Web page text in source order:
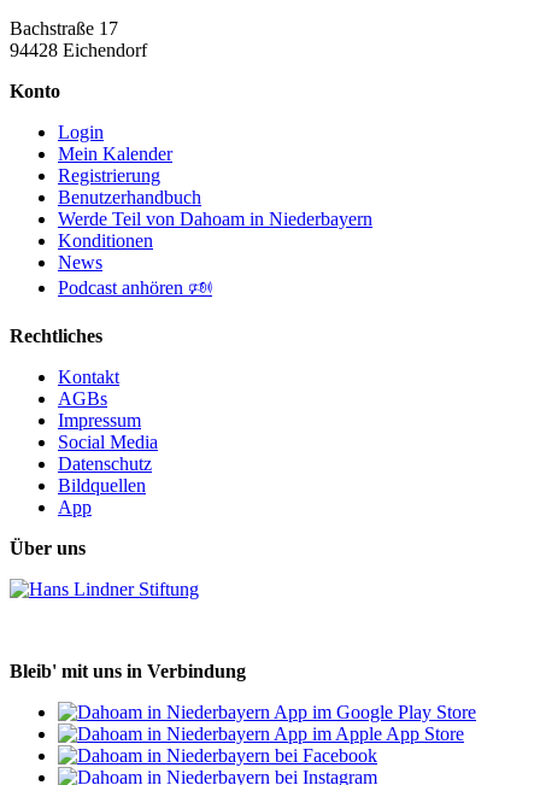
Bachstraße 17
94428 Eichendorf
Konto
Login
Mein Kalender
Registrierung
Benutzerhandbuch
Werde Teil von Dahoam in Niederbayern
Konditionen
News
Podcast anhören 🕬
Rechtliches
Kontakt
AGBs
Impressum
Social Media
Datenschutz
Bildquellen
App
Über uns
Bleib' mit uns in Verbindung